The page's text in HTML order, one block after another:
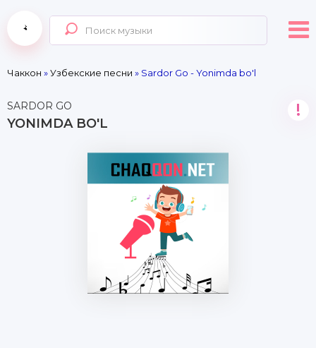
Чаккон »Узбекские песни » Sardor Go - Yonimda bo'l
SARDOR GO
YONIMDA BO'L
!